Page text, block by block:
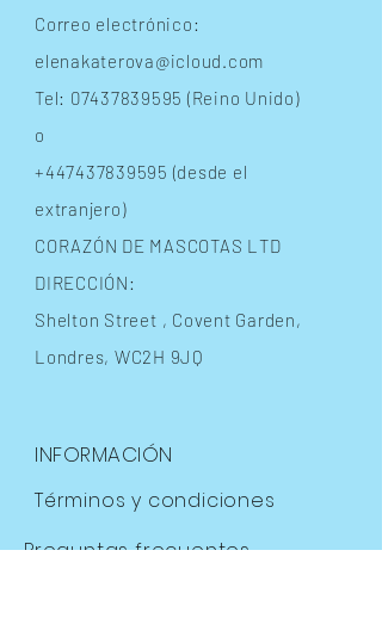
Correo electrónico:
elenakaterova@icloud.com
Tel: 07437839595 (Reino Unido)
o
+447437839595 (desde el
extranjero)
CORAZÓN DE MASCOTAS LTD
DIRECCIÓN:
Shelton Street , Covent Garden,
Londres, WC2H 9JQ
INFORMACIÓN
Términos y condiciones
Preguntas frecuentes